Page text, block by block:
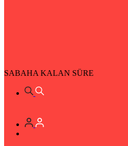
SABAHA KALAN SÜRE